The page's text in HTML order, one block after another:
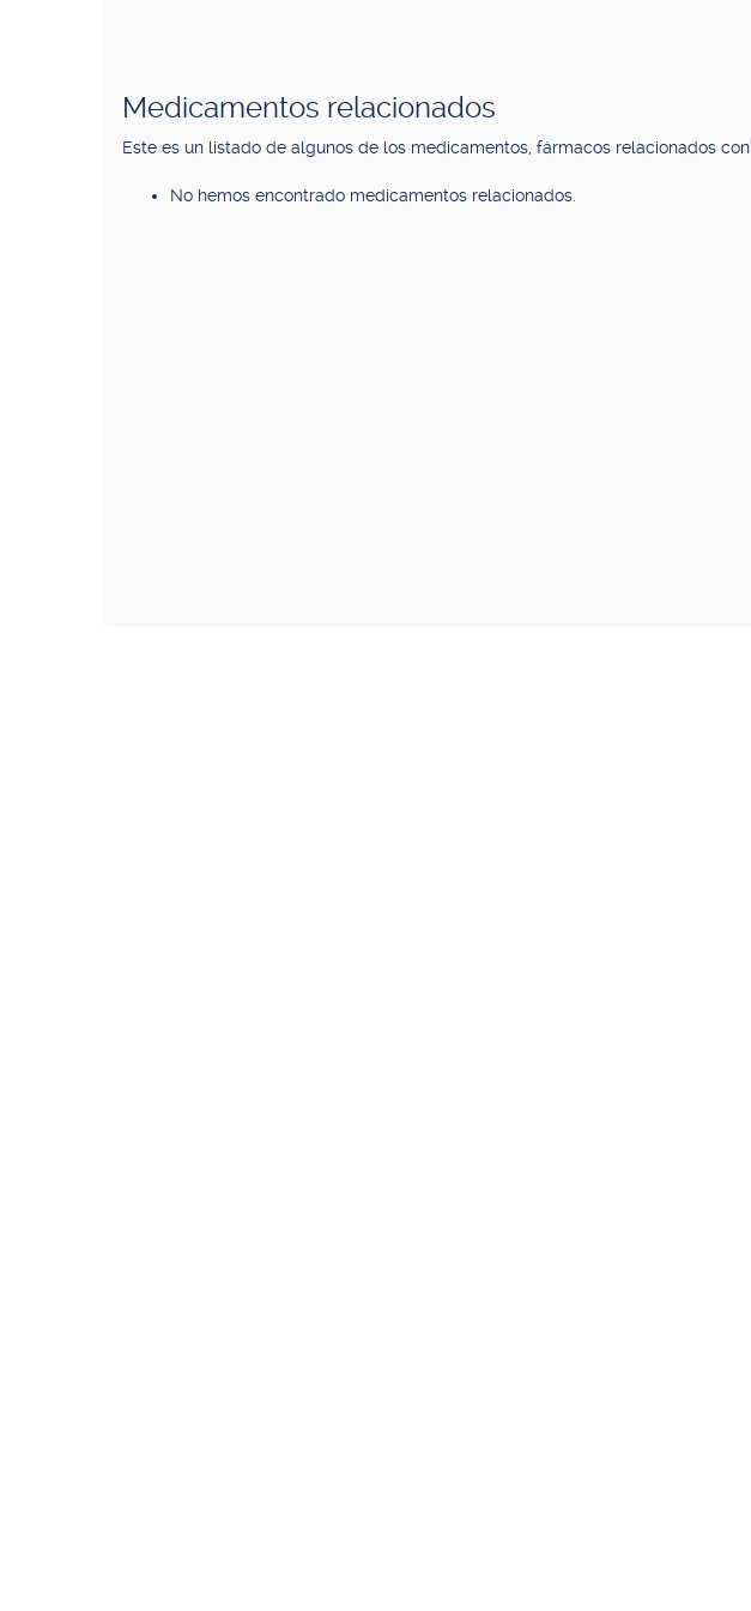
Medicamentos relacionados
Este es un listado de algunos de los medicamentos, fármacos relacionados con
No hemos encontrado medicamentos relacionados.